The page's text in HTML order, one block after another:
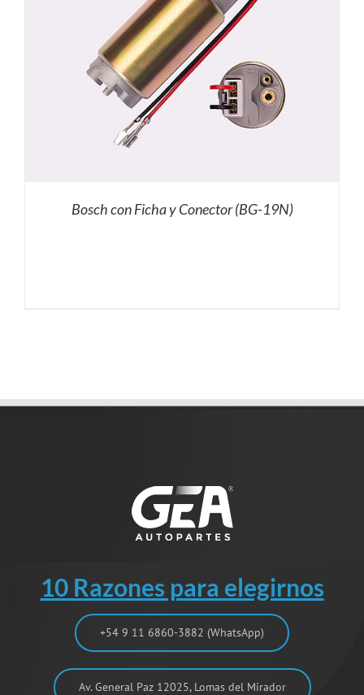
Bosch con Ficha y Conector (BG-19N)
10 Razones para elegirnos
+54 9 11 6860-3882 (WhatsApp)
Av. General Paz 12025, Lomas del Mirador